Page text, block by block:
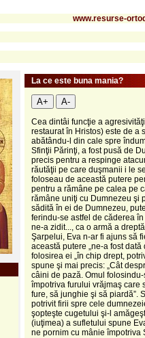
www.resurse-
La ce este buna mania?
A+ A-
Cea dintâi funcţie a
restaurat în Hristos) este de a
abătându-l din cale spre
Sfinţii Părinţi, a fost pusă de
precis pentru a respinge
răutăţii pe care duşmanii i le
foloseau de această putere
pentru a rămâne pe calea pe
rămâne uniţi cu Dumnezeu şi
sădită în ei de Dumnezeu,
ferindu-se astfel de căderea
ne-a zidit..., ca o armă a
Şarpelui, Eva n-ar fi ajuns să
această putere „ne-a fost
folosirea ei „în chip drept,
spune şi mai precis: „Cât
câini de pază. Omul
împotriva furului vrăjmaş care
fure, să junghie şi să piardă”.
potrivit firii spre cele
şopteşte cugetului şi-l
(iuţimea) a sufletului spune
ne pornim cu mânie împotriva